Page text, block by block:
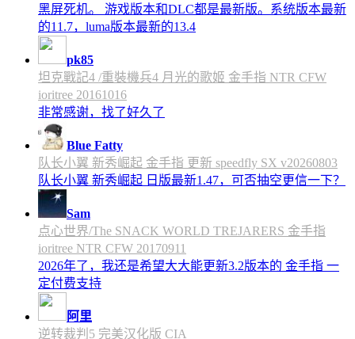
黑屏死机。 游戏版本和DLC都是最新版。系统版本最新
的11.7，luma版本最新的13.4
pk85
坦克戰記4 /重裝機兵4 月光的歌姬 金手指 NTR CFW
ioritree 20161016
非常感谢，找了好久了
Blue Fatty
队长小翼 新秀崛起 金手指 更新 speedfly SX v20260803
队长小翼 新秀崛起 日版最新1.47，可否抽空更信一下？
Sam
点心世界/The SNACK WORLD TREJARERS 金手指
ioritree NTR CFW 20170911
2026年了，我还是希望大大能更新3.2版本的 金手指 一
定付费支持
阿里
逆转裁判5 完美汉化版 CIA